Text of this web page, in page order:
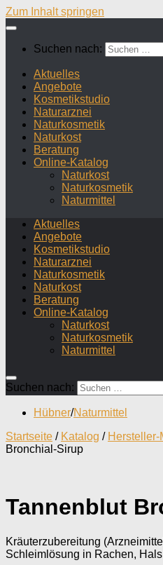
Zum Inhalt springen
Suchen nach:
Aktuelles
Angebote
Kosmetikstudio
Naturarznei
Naturkosmetik
Naturkost
Beratung
Online-Katalog
Naturkost
Naturkosmetik
Naturmittel
Aktuelles
Angebote
Kosmetikstudio
Naturarznei
Naturkosmetik
Naturkost
Beratung
Online-Katalog
Naturkost
Naturkosmetik
Naturmittel
Suchen nach:
Hübner/Naturmittel
Startseite / Katalog / Hersteller-
Bronchial-Sirup
Tannenblut
Kräuterzubereitung
Schleimlösung in Rachen,